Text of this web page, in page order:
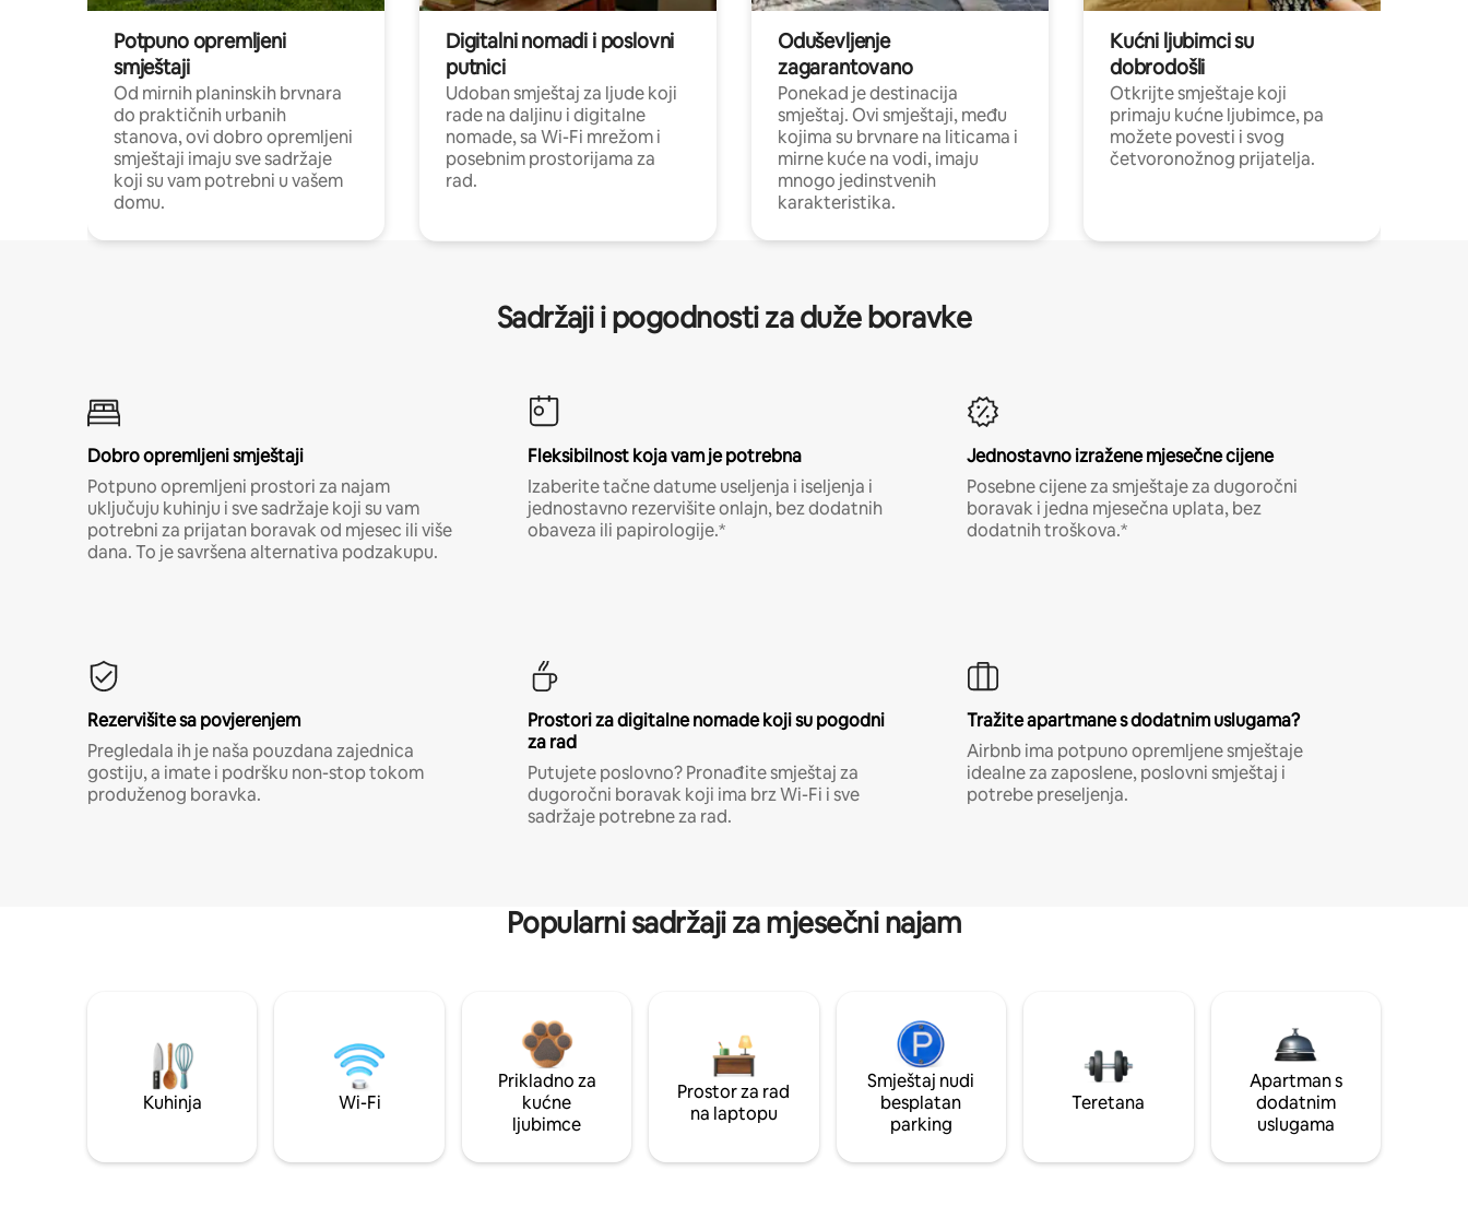
Potpuno opremljeni
smještaji
Od mirnih planinskih brvnara
do praktičnih urbanih
stanova, ovi dobro opremljeni
smještaji imaju sve sadržaje
koji su vam potrebni u vašem
domu.
Digitalni nomadi i poslovni
putnici
Udoban smještaj za ljude koji
rade na daljinu i digitalne
nomade, sa Wi-Fi mrežom i
posebnim prostorijama za
rad.
Oduševljenje
zagarantovano
Ponekad je destinacija
smještaj. Ovi smještaji, među
kojima su brvnare na liticama i
mirne kuće na vodi, imaju
mnogo jedinstvenih
karakteristika.
Kućni ljubimci su
dobrodošli
Otkrijte smještaje koji
primaju kućne ljubimce, pa
možete povesti i svog
četvoronožnog prijatelja.
Sadržaji i pogodnosti za duže boravke
Dobro opremljeni smještaji
Potpuno opremljeni prostori za najam
uključuju kuhinju i sve sadržaje koji su vam
potrebni za prijatan boravak od mjesec ili više
dana. To je savršena alternativa podzakupu.
Fleksibilnost koja vam je potrebna
Izaberite tačne datume useljenja i iseljenja i
jednostavno rezervišite onlajn, bez dodatnih
obaveza ili papirologije.*
Jednostavno izražene mjesečne cijene
Posebne cijene za smještaje za dugoročni
boravak i jedna mjesečna uplata, bez
dodatnih troškova.*
Rezervišite sa povjerenjem
Pregledala ih je naša pouzdana zajednica
gostiju, a imate i podršku non-stop tokom
produženog boravka.
Prostori za digitalne nomade koji su pogodni
za rad
Putujete poslovno? Pronađite smještaj za
dugoročni boravak koji ima brz Wi-Fi i sve
sadržaje potrebne za rad.
Tražite apartmane s dodatnim uslugama?
Airbnb ima potpuno opremljene smještaje
idealne za zaposlene, poslovni smještaj i
potrebe preseljenja.
Popularni sadržaji za mjesečni najam
Kuhinja Wi-Fi
Prikladno za
kućne
ljubimce
Prostor za rad
na laptopu
Smještaj nudi
besplatan
parking
Teretana
Apartman s
dodatnim
uslugama